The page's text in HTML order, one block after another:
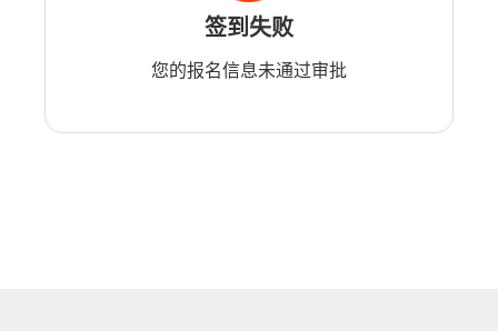
签到失败
您的报名信息未通过审批